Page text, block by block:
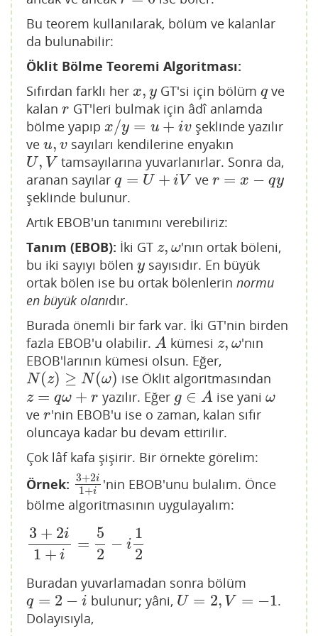
Bu teorem kullanılarak, bölüm ve kalanlar
da bulunabilir:
Öklit Bölme Teoremi Algoritması:
Sıfırdan farklı her x, y
x,y GT'si için bölüm q
qve
kalan r
r GT'leri bulmak için âdî anlamda
bölme yapıp x/y = u + iv
x/y= u+i v
şeklinde yazılır
ve u, v
u,v sayıları kendilerine enyakın
U, V
U,V
tamsayılarına yuvarlanırlar. Sonra da,
aranan sayılar q = U + iV
q =U +iV ve r = x − qy
r= x− qy
şeklinde bulunur.
Artık EBOB'un tanımını verebiliriz:
Tanım (EBOB): İki GT z, ω
z,ω 'nın ortak böleni,
bu iki sayıyı bölen y
y sayısıdır. En büyük
ortak bölen ise bu ortak bölenlerin normu
en büyük olanıdır.
Burada önemli bir fark var. İki GT'nin birden
fazla EBOB'u olabilir. A
A kümesi z, ω
z,ω 'nın
EBOB'larının kümesi olsun. Eğer,
N(z) ≥ N (ω)
N(z)≥N (ω ) ise Öklit algoritmasından
z = qω + r
z=qω+r yazılır. Eğer g ∈ A
g∈A ise yaniω
ω
ve r
r 'nin EBOB'u ise o zaman, kalan sıfır
oluncaya kadar bu devam ettirilir.
Çok lâf kafa şişirir. Bir örnekte görelim:
Örnek: 3+2i
1+i
3+2i1+i
'nin EBOB'unu bulalım. Önce
bölme algoritmasının uygulayalım:
3 + 2i
1 + i
=
5
2
− i
1
2
3+2i1 +i= 52 −i1 2
Buradan yuvarlamadan sonra bölüm
q = 2 − i
q =2− i bulunur; yâni, U = 2, V = −1
U= 2,V=−1
.
Dolayısıyla,